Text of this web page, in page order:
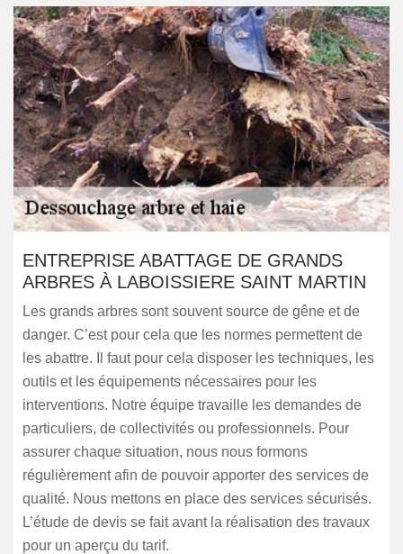
ENTREPRISE ABATTAGE DE GRANDS
ARBRES À LABOISSIERE SAINT MARTIN
Les grands arbres sont souvent source de gêne et de
danger. C’est pour cela que les normes permettent de
les abattre. Il faut pour cela disposer les techniques, les
outils et les équipements nécessaires pour les
interventions. Notre équipe travaille les demandes de
particuliers, de collectivités ou professionnels. Pour
assurer chaque situation, nous nous formons
régulièrement afin de pouvoir apporter des services de
qualité. Nous mettons en place des services sécurisés.
L’étude de devis se fait avant la réalisation des travaux
pour un aperçu du tarif.